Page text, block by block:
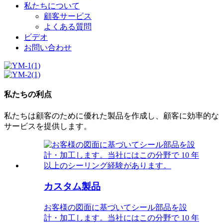
私たちについて
顧客サービス
よくある質問
ビデオ
お問い合わせ
私たちの利点
私たちは顧客のために優れた製品を作成し、顧客に効率的な
サービスを提供します。
カスタム製品
お客様の図面に基づいてシール部品を設
計・加工します。当社にはこの分野で 10 年